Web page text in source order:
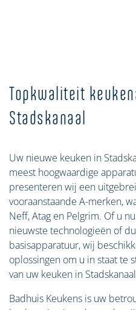
Topkwaliteit
Stadskanaal
Uw nieuwe keuken in
meest hoogwaardige
presenteren wij een
vooraanstaande A-merken,
Neff, Atag en Pelgrim. Of u
nieuwste technologieën of
basisapparatuur, wij
oplossingen om u in staat te
van uw keuken in
Badhuis Keukens is uw